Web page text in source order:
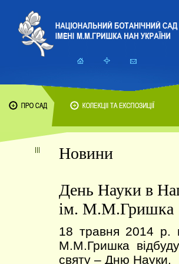
Новини
День Науки в
ім. М.М.Гришка
18 травня 2014 р.
М.М.Гришка
святу – Дню Науки.